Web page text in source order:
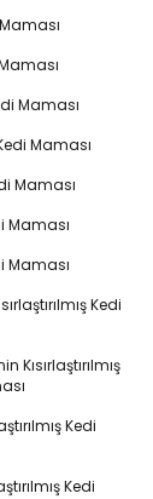
Maması
Maması
Maması
Maması
Maması
Kedi
Kısırlaştırılmış
Kedi
Kedi